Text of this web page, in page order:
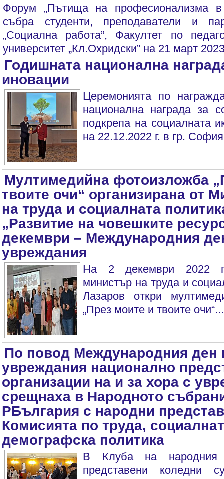
Форум „Пътища на професионализма в
събра студенти, преподаватели и
„Социална работа”, Факултет по
университет „Кл.Охридски” на 21 март
Годишната национална
иновации
Церемонията по
национална награда за
подкрепа на социалната
на 22.12.2022 г. в гр.
Мултимедийнa фотоизложба
твоите очи“ организирана от
на труда и социалната
„Развитие на човешките
декември – Международния
увреждания
На 2 декември 2022
министър на труда и
Лазаров откри
„През моите и твоите
По повод Международния ден
увреждания национално
организации на и за хора с
срещнаха в Народното
РБългария с народни
Комисията по труда,
демографска политика
В Клуба на народния
представени коледни